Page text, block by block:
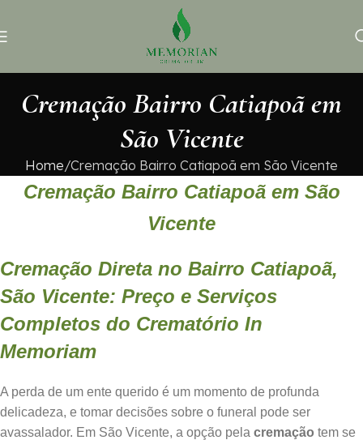
Cremação Bairro Catiapoã em
São Vicente
Home Cremação Bairro Catiapoã em São Vicente
Cremação Bairro Catiapoã em São
Vicente
Cremação Direta no Bairro Catiapoã,
São Vicente: Preço e Serviços
Completos do Crematório In
Memoriam
A perda de um ente querido é um momento de profunda
delicadeza, e tomar decisões sobre o funeral pode ser
avassalador. Em São Vicente, a opção pela cremação tem se